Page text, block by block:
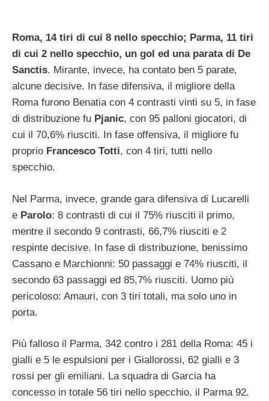
Roma, 14 tiri di cui 8 nello specchio; Parma, 11 tiri
di cui 2 nello specchio, un gol ed una parata di De
Sanctis. Mirante, invece, ha contato ben 5 parate,
alcune decisive. In fase difensiva, il migliore della
Roma furono Benatia con 4 contrasti vinti su 5, in fase
di distribuzione fu Pjanic, con 95 palloni giocatori, di
cui il 70,6% riusciti. In fase offensiva, il migliore fu
proprio Francesco Totti, con 4 tiri, tutti nello
specchio.
Nel Parma, invece, grande gara difensiva di Lucarelli
e Parolo: 8 contrasti di cui il 75% riusciti il primo,
mentre il secondo 9 contrasti, 66,7% riusciti e 2
respinte decisive. In fase di distribuzione, benissimo
Cassano e Marchionni: 50 passaggi e 74% riusciti, il
secondo 63 passaggi ed 85,7% riusciti. Uomo più
pericoloso: Amauri, con 3 tiri totali, ma solo uno in
porta.
Più falloso il Parma, 342 contro i 281 della Roma: 45 i
gialli e 5 le espulsioni per i Giallorossi, 62 gialli e 3
rossi per gli emiliani. La squadra di Garcia ha
concesso in totale 56 tiri nello specchio, il Parma 92.